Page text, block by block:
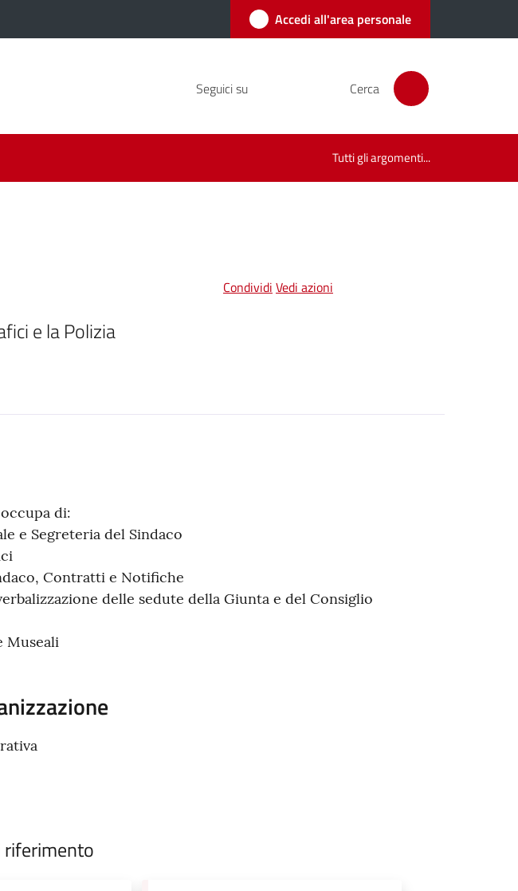
Accedi all'area personale
Seguici su Cerca
Tutti gli argomenti...
e la Polizia
Condividi Vedi azioni
di:
e Segreteria del Sindaco
Contratti e Notifiche
delle sedute della Giunta e del Consiglio
Museali
riferimento